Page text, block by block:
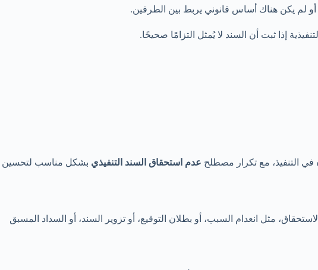
أو لم يكن هناك أساس قانوني يربط بين الطرفين.
إذا ثبت أن السند لا يُمثل التزامًا صحيحًا.
في التنفيذ، مع تكرار مصطلح عدم استحقاق السند التنفيذي بشكل مناسب لتحسين
مثل انعدام السبب، أو بطلان التوقيع، أو تزوير السند، أو السداد المسبق